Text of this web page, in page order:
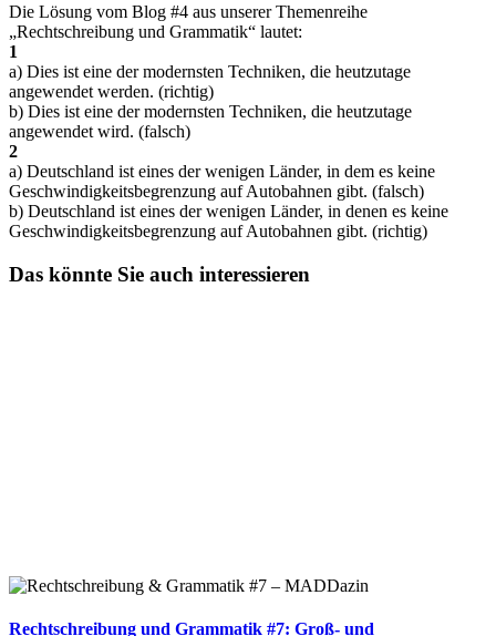
Die Lösung vom Blog #4 aus unserer Themenreihe
„Rechtschreibung und Grammatik“ lautet:
1
a) Dies ist eine der modernsten Techniken, die heutzutage
angewendet werden. (richtig)
b) Dies ist eine der modernsten Techniken, die heutzutage
angewendet wird. (falsch)
2
a) Deutschland ist eines der wenigen Länder, in dem es keine
Geschwindigkeitsbegrenzung auf Autobahnen gibt. (falsch)
b) Deutschland ist eines der wenigen Länder, in denen es keine
Geschwindigkeitsbegrenzung auf Autobahnen gibt. (richtig)
Das könnte Sie auch interessieren
Rechtschreibung und Grammatik #7: Groß- und